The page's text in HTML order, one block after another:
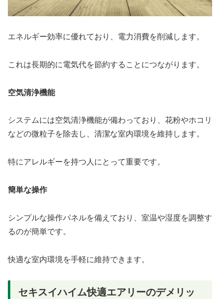
エネルギー効率に優れており、電力消費を削減します。
これは長期的に電気代を節約することにつながります。
空気清浄機能
システムには空気清浄機能が備わっており、花粉やホコリ
などの微粒子を除去し、清潔な室内環境を維持します。
特にアレルギーを持つ人にとって重要です。
簡単な操作
シンプルな操作パネルを備えており、室温や湿度を調整す
るのが簡単です。
快適な室内環境を手軽に維持できます。
セキスイハイム快適エアリーのデメリッ